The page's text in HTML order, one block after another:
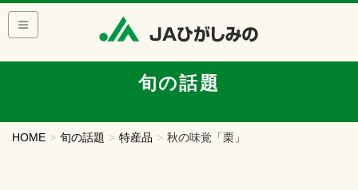
旬の話題
HOME 旬の話題 特産品 秋の味覚「栗」